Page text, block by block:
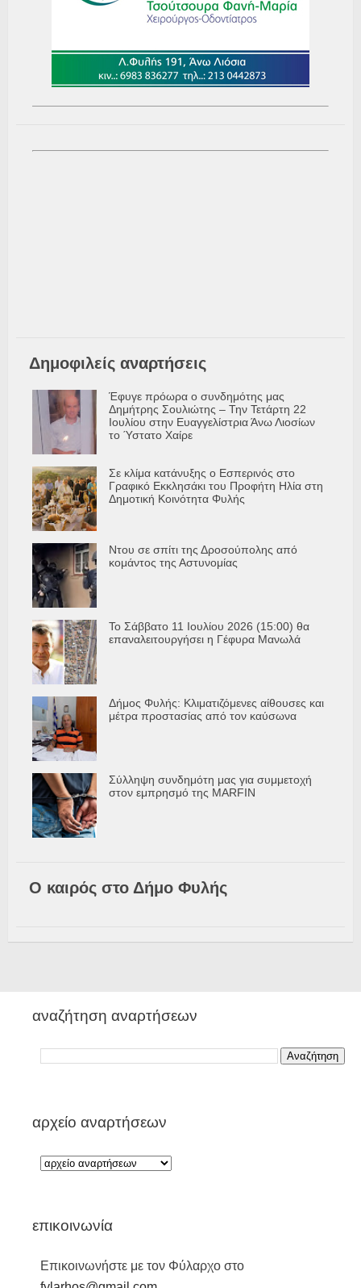
Δημοφιλείς αναρτήσεις
Έφυγε πρόωρα ο συνδημότης μας
Δημήτρης Σουλιώτης – Την Τετάρτη 22
Ιουλίου στην Ευαγγελίστρια Άνω Λιοσίων
το Ύστατο Χαίρε
Σε κλίμα κατάνυξης ο Εσπερινός στο
Γραφικό Εκκλησάκι του Προφήτη Ηλία στη
Δημοτική Κοινότητα Φυλής
Ντου σε σπίτι της Δροσούπολης από
κομάντος της Αστυνομίας
Το Σάββατο 11 Ιουλίου 2026 (15:00) θα
επαναλειτουργήσει η Γέφυρα Μανωλά
Δήμος Φυλής: Κλιματιζόμενες αίθουσες και
μέτρα προστασίας από τον καύσωνα
Σύλληψη συνδημότη μας για συμμετοχή
στον εμπρησμό της MARFIN
Ο καιρός στο Δήμο Φυλής
αναζήτηση αναρτήσεων
αρχείο αναρτήσεων
επικοινωνία
Επικοινωνήστε με τον Φύλαρχο στο